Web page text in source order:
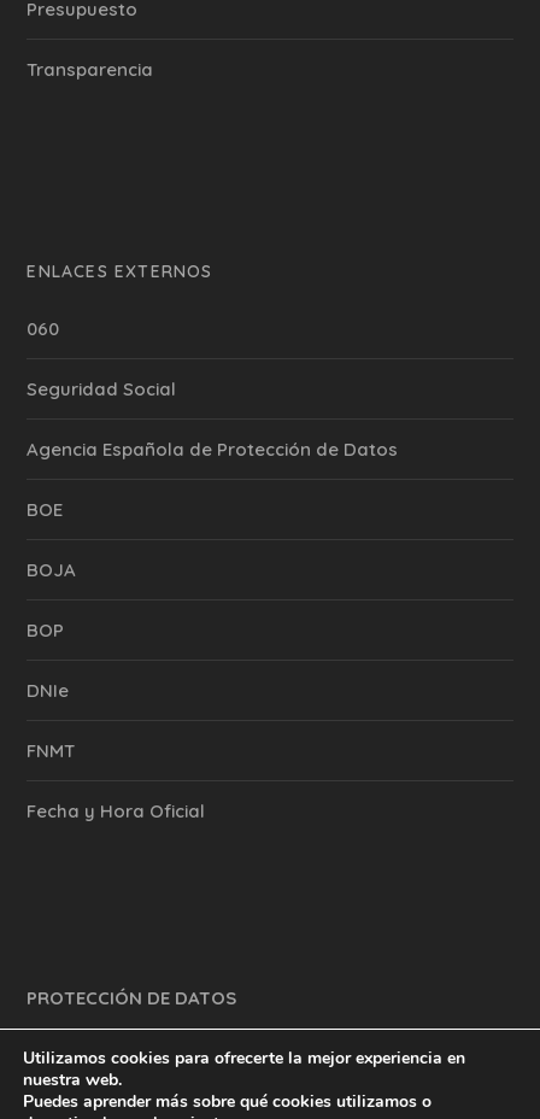
Presupuesto
Transparencia
ENLACES EXTERNOS
060
Seguridad Social
Agencia Española de Protección de Datos
BOE
BOJA
BOP
DNIe
FNMT
Fecha y Hora Oficial
PROTECCIÓN DE DATOS
Utilizamos cookies para ofrecerte la mejor experiencia en
nuestra web.
Puedes aprender más sobre qué cookies utilizamos o